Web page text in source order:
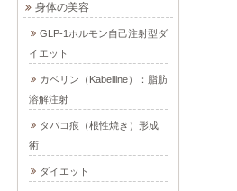
身体の美容
GLP-1ホルモン自己注射型ダ
イエット
カベリン（Kabelline）：脂肪
溶解注射
タバコ痕（根性焼き）形成
術
ダイエット